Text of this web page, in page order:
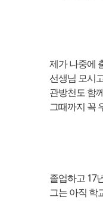
제가 나중에 출
선생님 모시고
관방천도 함께
그때까지 꼭 우리
졸업하고 17년
그는 아직 학교